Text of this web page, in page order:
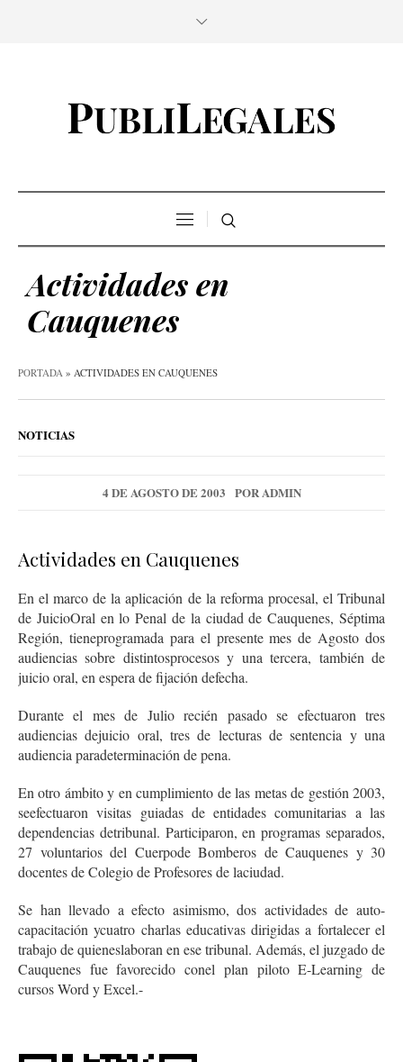
Actividades en
Cauquenes
PORTADA » ACTIVIDADES EN CAUQUENES
NOTICIAS
4 DE AGOSTO DE 2003 POR ADMIN
Actividades en Cauquenes
En el marco de la aplicación de la reforma procesal, el Tribunal
de JuicioOral en lo Penal de la ciudad de Cauquenes, Séptima
Región, tieneprogramada para el presente mes de Agosto dos
audiencias sobre distintosprocesos y una tercera, también de
juicio oral, en espera de fijación defecha.
Durante el mes de Julio recién pasado se efectuaron tres
audiencias dejuicio oral, tres de lecturas de sentencia y una
audiencia paradeterminación de pena.
En otro ámbito y en cumplimiento de las metas de gestión 2003,
seefectuaron visitas guiadas de entidades comunitarias a las
dependencias detribunal. Participaron, en programas separados,
27 voluntarios del Cuerpode Bomberos de Cauquenes y 30
docentes de Colegio de Profesores de laciudad.
Se han llevado a efecto asimismo, dos actividades de auto-
capacitación ycuatro charlas educativas dirigidas a fortalecer el
trabajo de quieneslaboran en ese tribunal. Además, el juzgado de
Cauquenes fue favorecido conel plan piloto E-Learning de
cursos Word y Excel.-